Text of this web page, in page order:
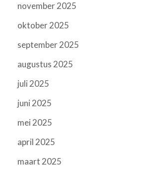
november 2025
oktober 2025
september 2025
augustus 2025
juli 2025
juni 2025
mei 2025
april 2025
maart 2025